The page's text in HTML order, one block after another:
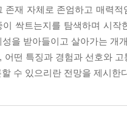
존재 자체로 존엄하고 매력
이 싹트는지를 탐색하며 시
을 받아들이고 살아가는 개
어떤 특징과 경험과 선호와
수 있으리란 전망을 제시한